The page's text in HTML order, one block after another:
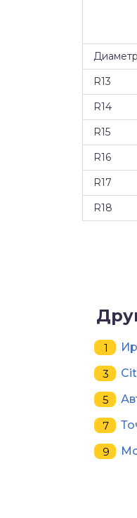
Диаметр
R13
R14
R15
R16
R17
R18